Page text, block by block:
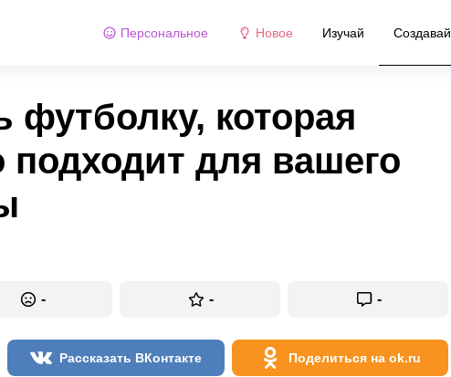
Персональное Новое Изучай Создавай
футболку, которая
подходит для вашего
- - -
Рассказать ВКонтакте Поделиться на ok.ru